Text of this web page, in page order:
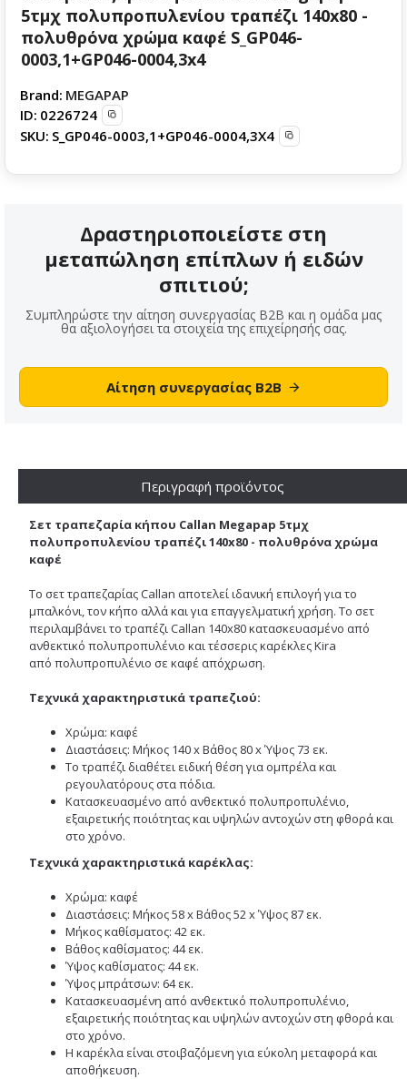
5τμχ πολυπροπυλενίου τραπέζι 140x80 -
πολυθρόνα χρώμα καφέ S_GP046-
0003,1+GP046-0004,3x4
Brand: MEGAPAP
ID: 0226724
SKU: S_GP046-0003,1+GP046-0004,3X4
Δραστηριοποιείστε στη
μεταπώληση επίπλων ή ειδών
σπιτιού;
Συμπληρώστε την αίτηση συνεργασίας B2B και η ομάδα μας
θα αξιολογήσει τα στοιχεία της επιχείρησής σας.
Αίτηση συνεργασίας B2B
Περιγραφή προϊόντος
Σετ τραπεζαρία κήπου Callan Megapap 5τμχ
πολυπροπυλενίου τραπέζι 140x80 - πολυθρόνα χρώμα
καφέ
Το σετ τραπεζαρίας Callan αποτελεί ιδανική επιλογή για το
μπαλκόνι, τον κήπο αλλά και για επαγγελματική χρήση. Το σετ
περιλαμβάνει το τραπέζι Callan 140x80 κατασκευασμένο από
ανθεκτικό πολυπροπυλένιο και τέσσερις καρέκλες Kira
από πολυπροπυλένιο σε καφέ απόχρωση.
Τεχνικά χαρακτηριστικά τραπεζιού:
Χρώμα: καφέ
Διαστάσεις: Μήκος 140 x Βάθος 80 x Ύψος 73 εκ.
Το τραπέζι διαθέτει ειδική θέση για ομπρέλα και
ρεγουλατόρους στα πόδια.
Κατασκευασμένο από ανθεκτικό πολυπροπυλένιο,
εξαιρετικής ποιότητας και υψηλών αντοχών στη φθορά και
στο χρόνο.
Τεχνικά χαρακτηριστικά καρέκλας:
Χρώμα: καφέ
Διαστάσεις: Μήκος 58 x Βάθος 52 x Ύψος 87 εκ.
Μήκος καθίσματος: 42 εκ.
Βάθος καθίσματος: 44 εκ.
Ύψος καθίσματος: 44 εκ.
Ύψος μπράτσων: 64 εκ.
Κατασκευασμένη από ανθεκτικό πολυπροπυλένιο,
εξαιρετικής ποιότητας και υψηλών αντοχών στη φθορά και
στο χρόνο.
Η καρέκλα είναι στοιβαζόμενη για εύκολη μεταφορά και
αποθήκευση.